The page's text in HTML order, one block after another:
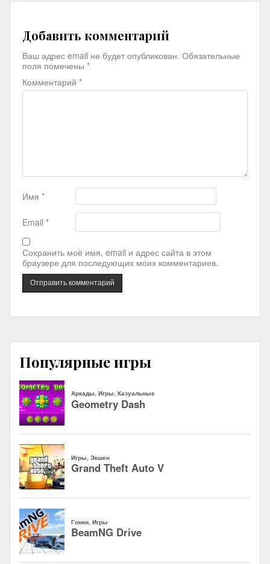
Добавить комментарий
Ваш адрес email не будет опубликован. Обязательные
поля помечены *
Комментарий *
Имя *
Email *
Сохранить моё имя, email и адрес сайта в этом
браузере для последующих моих комментариев.
Популярные игры